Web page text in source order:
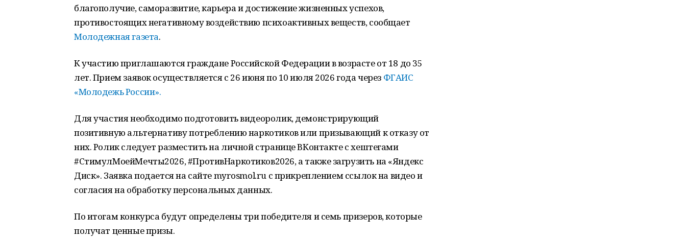
благополучие, саморазвитие, карьера и достижение жизненных успехов,
противостоящих негативному воздействию психоактивных веществ, сообщает
Молодежная газета.
К участию приглашаются граждане Российской Федерации в возрасте от 18 до 35
лет. Прием заявок осуществляется с 26 июня по 10 июля 2026 года через ФГАИС
«Молодежь России».
Для участия необходимо подготовить видеоролик, демонстрирующий
позитивную альтернативу потреблению наркотиков или призывающий к отказу от
них. Ролик следует разместить на личной странице ВКонтакте с хештегами
#СтимулМоейМечты2026, #ПротивНаркотиков2026, а также загрузить на «Яндекс
Диск». Заявка подается на сайте myrosmol.ru с прикреплением ссылок на видео и
согласия на обработку персональных данных.
По итогам конкурса будут определены три победителя и семь призеров, которые
получат ценные призы.